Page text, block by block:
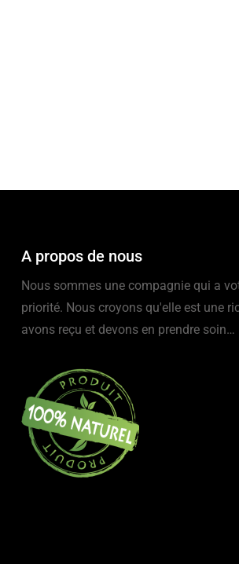
A propos de nous
Nous sommes une compagnie qui a
priorité. Nous croyons qu'elle est une
avons reçu et devons en prendre soin…